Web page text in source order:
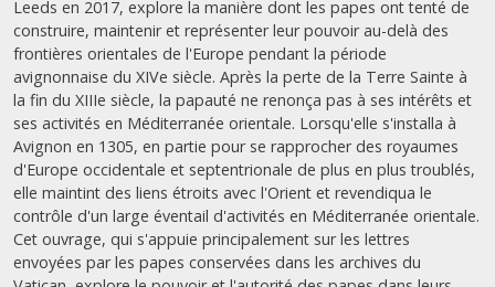
Leeds en 2017, explore la manière dont les papes ont tenté de
construire, maintenir et représenter leur pouvoir au-delà des
frontières orientales de l'Europe pendant la période
avignonnaise du XIVe siècle. Après la perte de la Terre Sainte à
la fin du XIIIe siècle, la papauté ne renonça pas à ses intérêts et
ses activités en Méditerranée orientale. Lorsqu'elle s'installa à
Avignon en 1305, en partie pour se rapprocher des royaumes
d'Europe occidentale et septentrionale de plus en plus troublés,
elle maintint des liens étroits avec l'Orient et revendiqua le
contrôle d'un large éventail d'activités en Méditerranée orientale.
Cet ouvrage, qui s'appuie principalement sur les lettres
envoyées par les papes conservées dans les archives du